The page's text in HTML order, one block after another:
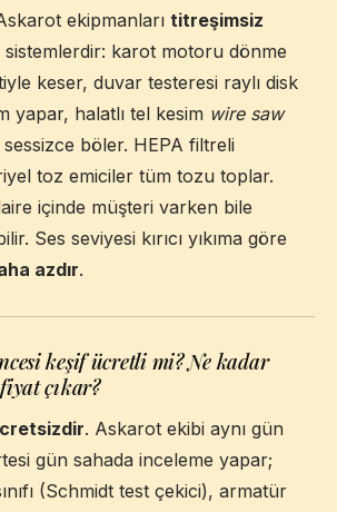
ekipmanları titreşimsiz
sistemlerdir: karot motoru dönme
keser, duvar testeresi raylı disk
yapar, halatlı tel kesim wire saw
böler. HEPA filtreli
toz emiciler tüm tozu toplar.
içinde müşteri varken bile
Ses seviyesi kırıcı yıkıma göre
azdır.
keşif ücretli mi? Ne kadar
çıkar?
. Askarot ekibi aynı gün
gün sahada inceleme yapar;
(Schmidt test çekici), armatür